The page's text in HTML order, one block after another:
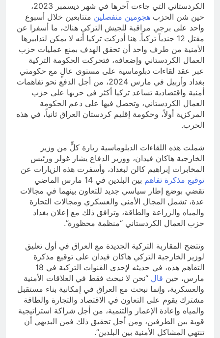
الكردستاني التي جاءت آخرها في شهر ديسمبر 2023،
حين شن الحزب هجومين منفصلين متتابعين خلال أسبوع
واحد على برجي مراقبة للجيش التركي هناك، ما أسفرا عن
مقتل 12 جندياً تركياً. هنا أدركت تركيا أنه لا يمكن لتدابيرها
الأمنية من طرف واحد أن تحقق الهدف بمنع عمليات حزب
العمال الكردستاني وإضعافه، فتحركت الحكومة التركية
عبر عقد لقاءات دبلوماسية على مستوى عالٍ مع حكومتي
بغداد وأربيل في مارس 2024، من أجل الدفع نحو تفاهمات
أمنية واقتصادية تساعد تركيا أكثر في حربها على حزب
العمال الكردستاني، وتحصل فيها على دعم الحكومة
المركزية أولاً، وحكومة إقليم كردستان العراق ثانياً، في هذه
الحرب.
شملت هذه اللقاءات الدبلوماسية زيارة كلٍّ من وزير
الخارجية هاكان فيدان، ووزير الدفاع يشار غولر ورئيس
المخابرات إبراهيم كالن لبغداد، وأسفرت هذه الزيارات عن
توقيع مذكرة تفاهم
بين البلدين في 14 مارس الماضي
تقضي بوضع إطار سياسي جديد للتعاون بينهما في مجالات
عدة، تشمل المجال الأمني والعسكري ومجالات التجارة
والمياه والزراعة والطاقة، وترافق ذلك مع إعلان بغداد
حزب العمال الكردستاني “منظمة محظورة”.
وتتضح المقاربة التركية الجديدة مع العراق في أول تعليق
لوزير الخارجية التركي هاكان فيدان على توقيع مذكرة
التفاهم هذه، في حديثه لإحدى القنوات التركية في 18
مارس، حين قال “نحن لا نبحث فقط في العلاقات الأمنية
والعسكرية، وإنما نبحث مع العراق في إمكانية بناء مستقبل
مشترك يقوم على التعاون في الاقتصاد والتجارة والطاقة
والمياه وإعادة الإعمار والتنمية، من أجل شراكة استراتيجية
قوية بين الطرفين، ومن أجل تحقيق ذلك فمن البديهي أن
تنتهي المشاكل الأمنية بين البلدين”.